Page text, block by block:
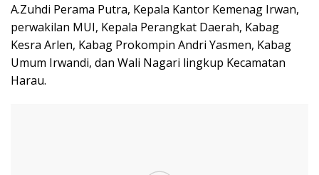
A.Zuhdi Perama Putra, Kepala Kantor Kemenag Irwan,
perwakilan MUI, Kepala Perangkat Daerah, Kabag
Kesra Arlen, Kabag Prokompin Andri Yasmen, Kabag
Umum Irwandi, dan Wali Nagari lingkup Kecamatan
Harau.